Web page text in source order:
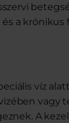
a krónikus
víz
vagy
A